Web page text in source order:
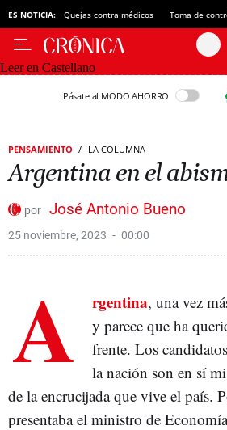
ES NOTICIA: Quejas contra médicos Toma de
Leer en Castellano
Pásate al MODO AHORRO
PENSAMIENTO LA COLUMNA
Argentina en el
José Antonio Bueno
25 noviembre, 2023 00:00
A rgentina, una vez
y parece que ha
frente. Los
la nación son en sí
de la encrucijada que vive el país.
presentaba el ministro de